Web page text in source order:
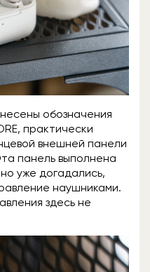
обозначения
практически
внешней панели
панель выполнена
уже догадались,
наушниками.
здесь не